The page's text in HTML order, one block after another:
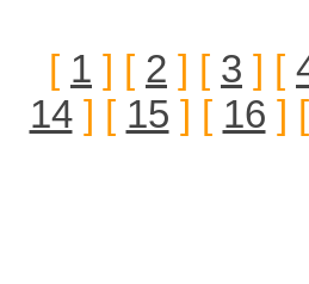
[ 1 ] [ 2 ] [ 3 ] [
14] [ 15 ] [ 16 ] [